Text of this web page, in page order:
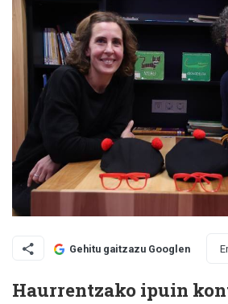
Gehitu gaitzazu Googlen
Haurrentzako ipuin